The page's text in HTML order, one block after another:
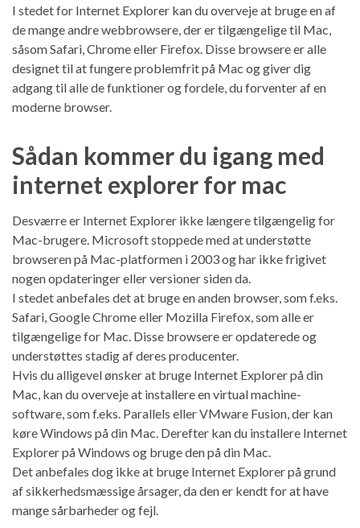
I stedet for Internet Explorer kan du overveje at bruge en af
de mange andre webbrowsere, der er tilgængelige til Mac,
såsom Safari, Chrome eller Firefox. Disse browsere er alle
designet til at fungere problemfrit på Mac og giver dig
adgang til alle de funktioner og fordele, du forventer af en
moderne browser.
Sådan kommer du igang med
internet explorer for mac
Desværre er Internet Explorer ikke længere tilgængelig for
Mac-brugere. Microsoft stoppede med at understøtte
browseren på Mac-platformen i 2003 og har ikke frigivet
nogen opdateringer eller versioner siden da.
I stedet anbefales det at bruge en anden browser, som f.eks.
Safari, Google Chrome eller Mozilla Firefox, som alle er
tilgængelige for Mac. Disse browsere er opdaterede og
understøttes stadig af deres producenter.
Hvis du alligevel ønsker at bruge Internet Explorer på din
Mac, kan du overveje at installere en virtual machine-
software, som f.eks. Parallels eller VMware Fusion, der kan
køre Windows på din Mac. Derefter kan du installere Internet
Explorer på Windows og bruge den på din Mac.
Det anbefales dog ikke at bruge Internet Explorer på grund
af sikkerhedsmæssige årsager, da den er kendt for at have
mange sårbarheder og fejl.